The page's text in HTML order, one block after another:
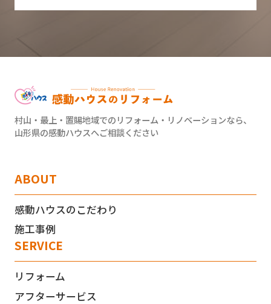
村山・最上・置賜地域でのリフォーム・リノベーションなら、
山形県の感動ハウスへご相談ください
ABOUT
感動ハウスのこだわり
施工事例
SERVICE
リフォーム
アフターサービス